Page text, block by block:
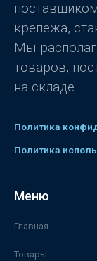
крепежа,
Мы
товаров,
на складе.
Политика
Политика
Меню
Главная
Товары